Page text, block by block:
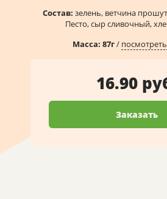
Состав: зелень, ветчина
Песто, сыр сливочный,
Масса: 87г/
16.90
Заказать